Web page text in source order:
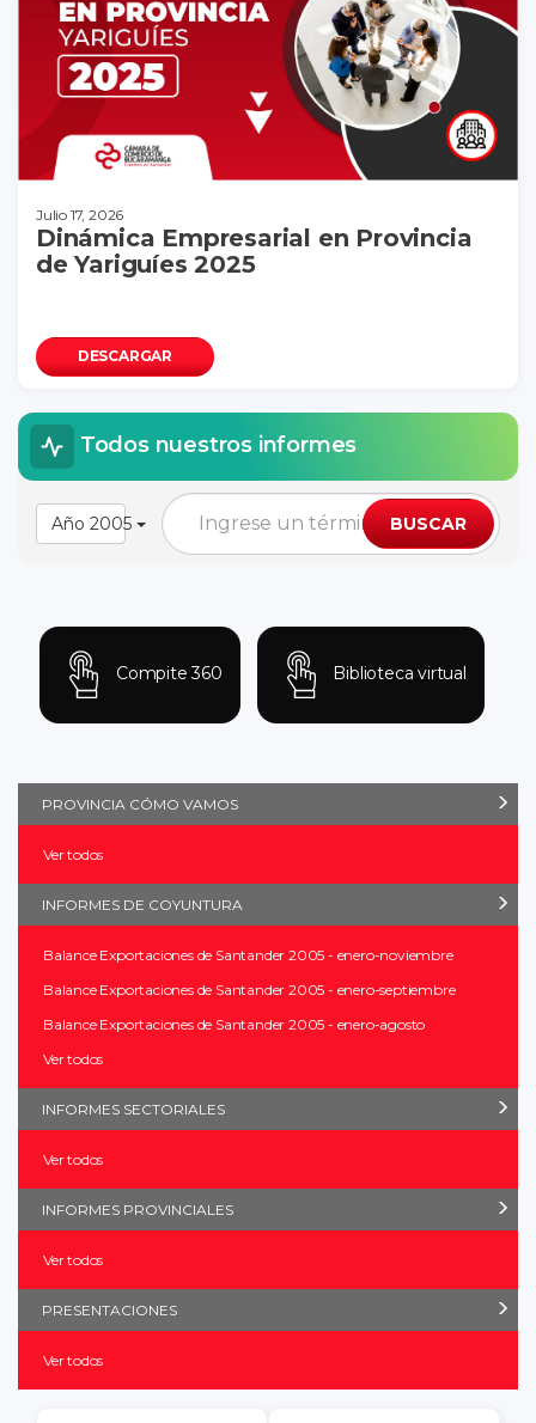
Julio 17, 2026
Dinámica Empresarial en Provincia
de Yariguíes 2025
DESCARGAR
Todos nuestros informes
Año 2005 BUSCAR
Compite 360 Biblioteca virtual
PROVINCIA CÓMO VAMOS
Ver todos
INFORMES DE COYUNTURA
Balance Exportaciones de Santander 2005 - enero-noviembre
Balance Exportaciones de Santander 2005 - enero-septiembre
Balance Exportaciones de Santander 2005 - enero-agosto
Ver todos
INFORMES SECTORIALES
Ver todos
INFORMES PROVINCIALES
Ver todos
PRESENTACIONES
Ver todos